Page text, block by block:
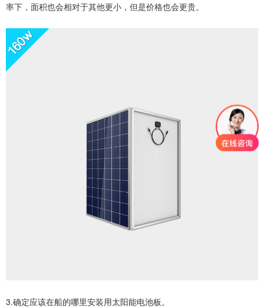
率下，面积也会相对于其他更小，但是价格也会更贵。
3.确定应该在船的哪里安装用太阳能电池板。